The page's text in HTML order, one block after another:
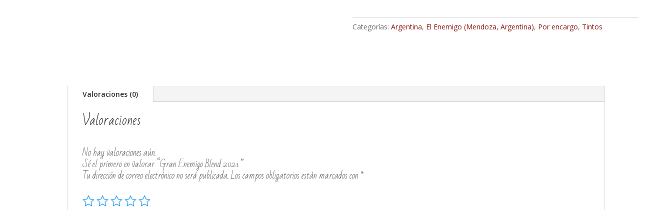
Categorías:Argentina, El Enemigo (Mendoza, Argentina), Por encargo, Tintos
Valoraciones (0)
Valoraciones
No hay valoraciones aún.
Sé el primero en valorar “Gran Enemigo Blend 2021”
Tu dirección de correo electrónico no será publicada.Los campos obligatorios están marcados con*